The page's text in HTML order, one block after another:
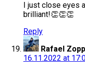
I just close eyes
brilliant!👏👏👏
Reply
Rafael
16.11.2022 at